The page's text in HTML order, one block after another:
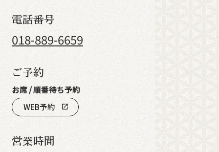
電話番号
018-889-6659
ご予約
お席 / 順番待ち予約
WEB予約
open_in_new
営業時間